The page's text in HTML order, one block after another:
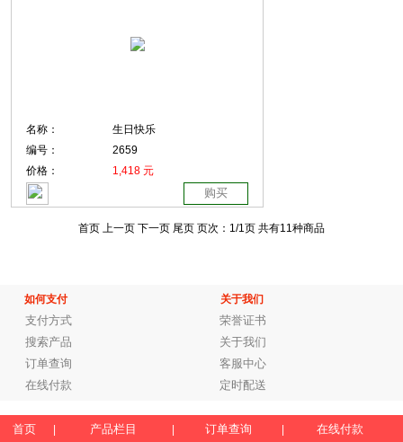
名称：
生日快乐
编号：
2659
价格：
1,418 元
购买
首页 上一页 下一页 尾页 页次： 1/1页 共有11种商品
如何支付 关于我们
支付方式
荣誉证书
搜索产品
关于我们
订单查询
客服中心
在线付款
定时配送
首页 产品栏目 订单查询 在线付款